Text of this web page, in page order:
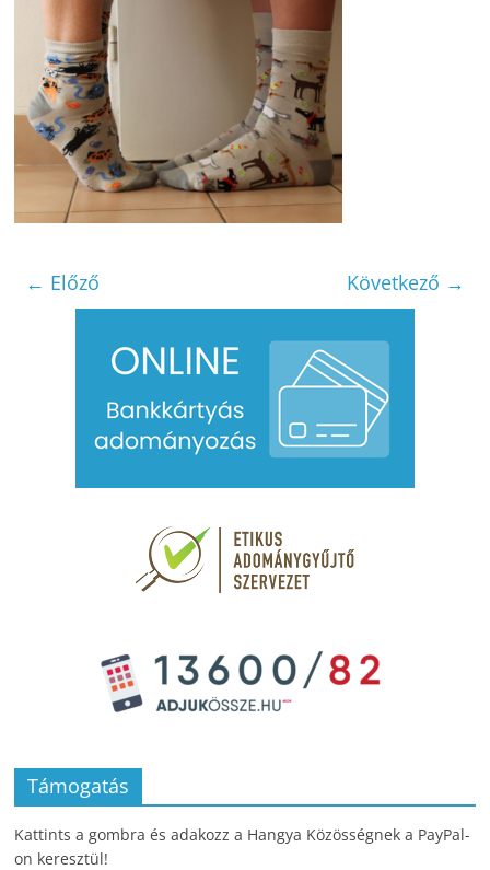
← Előző Következő →
Támogatás
Kattints a gombra és adakozz a Hangya Közösségnek a PayPal-
on keresztül!